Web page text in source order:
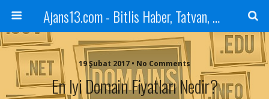
Ajans13.com - Bitlis Haber, Tatvan, Ahlat, Adilcevaz, Mutki, Hizan, Güroymak, Gazete, Ajans, 13, Haber
19 Şubat 2017 • No Comments
En Iyi Domain Fiyatları Nedir?